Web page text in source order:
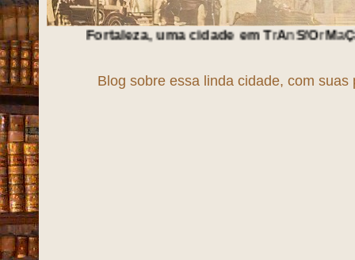
uma cidade emTrAnSfOrMaÇãO!!!
Blog sobre essa linda cidade, com